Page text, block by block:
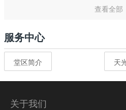
服务中心
堂区简介 天
关于我们